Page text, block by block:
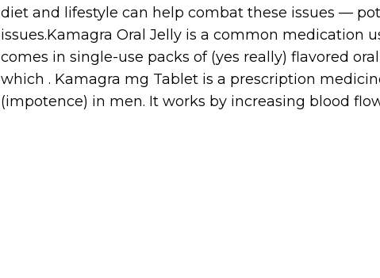
diet and lifestyle can help combat these issues —
issues.Kamagra Oral Jelly is a common medication
comes in single-use packs of (yes really) flavored
which . Kamagra mg Tablet is a prescription
(impotence) in men. It works by increasing blood